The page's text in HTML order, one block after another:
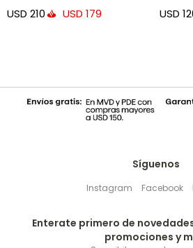
USD 210 USD 179 USD
Síguenos
Instagram Facebook
Enterate primero de
promociones y